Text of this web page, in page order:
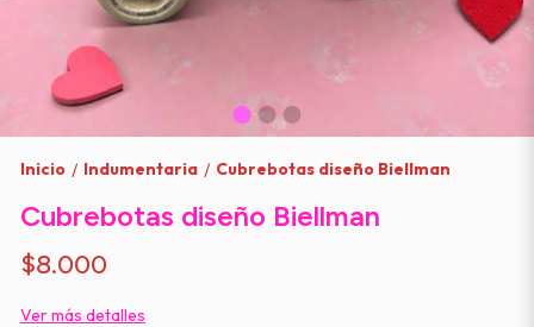
Inicio / Indumentaria / Cubrebotas diseño Biellman
Cubrebotas diseño Biellman
$8.000
Ver más detalles